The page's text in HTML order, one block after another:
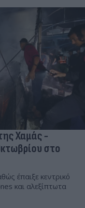
Χαμάς -
στο
έπαιξε κεντρικό
και αλεξίπτωτα